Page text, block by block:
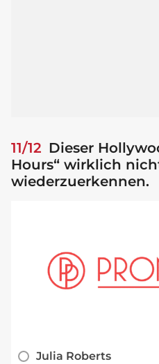
11/12 Dieser
Hours“ wirklich
wiederzuerkennen.
Julia Roberts